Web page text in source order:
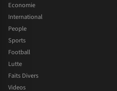
Economie
International
People
Sports
Football
Lutte
Faits Divers
Videos